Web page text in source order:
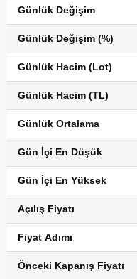
Günlük Değişim
Günlük Değişim (%)
Günlük Hacim (Lot)
Günlük Hacim (TL)
Günlük Ortalama
Gün İçi En Düşük
Gün İçi En Yüksek
Açılış Fiyatı
Fiyat Adımı
Önceki Kapanış Fiyatı